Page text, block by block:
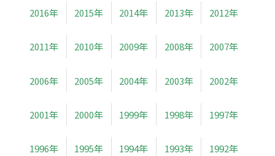
2016年 2015年 2014年 2013年 2012年
2011年 2010年 2009年 2008年 2007年
2006年 2005年 2004年 2003年 2002年
2001年 2000年 1999年 1998年 1997年
1996年 1995年 1994年 1993年 1992年